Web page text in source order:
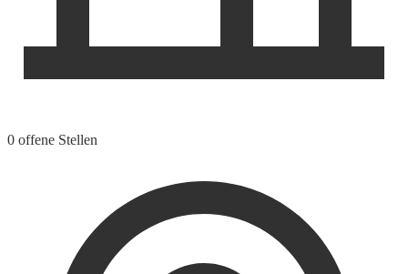
0 offene Stellen